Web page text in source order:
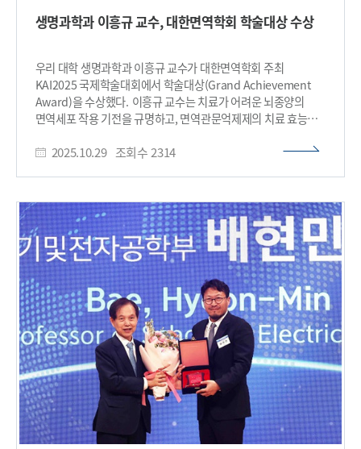
트랙 최고상(상금 2천만원)을 수상하며, 기술 혁신성과 시장
생명과학과 이흥규 교수, 대한면역학회 학술대상 수상
우리 대학 생명과학과 이흥규 교수가 대한면역학회 주최
KAI2025 국제학술대회에서 학술대상(Grand Achievement
Award)을 수상했다. 이흥규 교수는 치료가 어려운 뇌종양의
면역세포 작용 기전을 규명하고, 면역관문억제제의 치료 효능을
식이 변화에 따른 장내 미생물 구성의 변화가 뇌종양의 면역
국내외 학계의 주목을 받았다. 또한 이 교수는 면역관문치료제의
효과를 극대화할 수 있는 면역세포 조절 메커니즘을
밝혀냄으로써, 차세대 뇌종양 면역치료제 개발의 새로운 방향을
제시했다는 평가를 받았다. 이 교수는 이번 학술대상 상금 3천만
원 전액을 대한면역학회에 기부하며, 이를 면역학 분야 우수
박사학위논문상 신설에 사용해 학문 후속세대 양성에 기여할
뜻을 밝혔다. 이흥규 교수는 수상 소감에서 “이번 수상은 저
개인의 성취라기보다 함께 연구해 온 학생들과 동료 연구자들이
만들어낸 결실”이라며 “기초면역학의 발견이 환자 치료로 이어질
수 있도록 앞으로도 변함없이 도전하겠다”고 전했다. 이어
“상금은 미래 면역학을 이끌 젊은 연구자들의 성장을 위해 쓰이길
바란다”고 덧붙였다. 대한면역학회 학술대상은 면역학 분야에서
국제적으로 탁월한 연구 성과를 거둔 연구자에게 수여되는
상으로, 기조강연 및 시상식은 11월 1일 인천 송도 컨벤시아에서
열린 KAI2025 국제학술대회에서 진행될 예정이다.​
2025.10.29 조회수 2314